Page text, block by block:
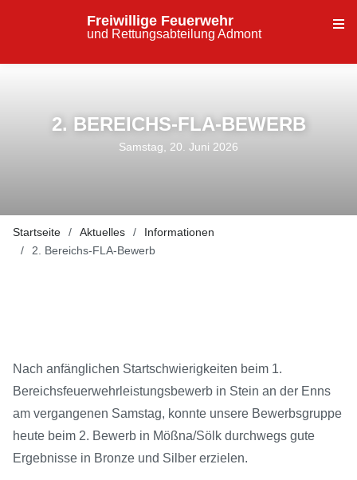
Freiwillige Feuerwehr
und Rettungsabteilung Admont
2. BEREICHS-FLA-BEWERB
Samstag, 20. Juni 2026
Startseite Aktuelles
Informationen
2. Bereichs-FLA-Bewerb
Nach anfänglichen Startschwierigkeiten beim 1.
Bereichsfeuerwehrleistungsbewerb in Stein an der Enns
am vergangenen Samstag, konnte unsere Bewerbsgruppe
heute beim 2. Bewerb in Mößna/Sölk durchwegs gute
Ergebnisse in Bronze und Silber erzielen.